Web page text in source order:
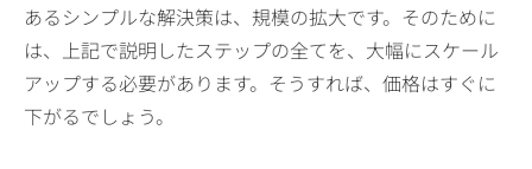
あるシンプルな解決策は、規模の拡大です。そのために
は、上記で説明したステップの全てを、大幅にスケール
アップする必要があります。そうすれば、価格はすぐに
下がるでしょう。